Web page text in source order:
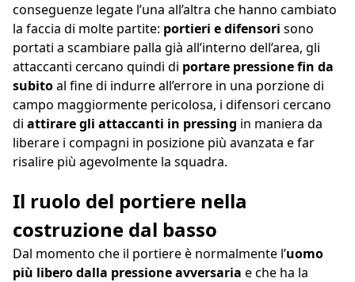
conseguenze legate l’una all’altra che hanno cambiato
la faccia di molte partite: portieri e difensori sono
portati a scambiare palla già all’interno dell’area, gli
attaccanti cercano quindi di portare pressione fin da
subitoal fine di indurre all’errore in una porzione di
campo maggiormente pericolosa, i difensori cercano
di attirare gli attaccanti in pressing in maniera da
liberare i compagni in posizione più avanzata e far
risalire più agevolmente la squadra.
Il ruolo del portiere nella
costruzione dal basso
Dal momento che il portiere è normalmente l’uomo
più libero dalla pressione avversaria e che ha la